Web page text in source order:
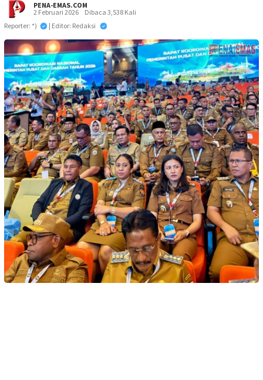
PENA-EMAS.COM
2 Februari 2026
Dibaca 3,538 Kali
Reporter: *)
| Editor: Redaksi